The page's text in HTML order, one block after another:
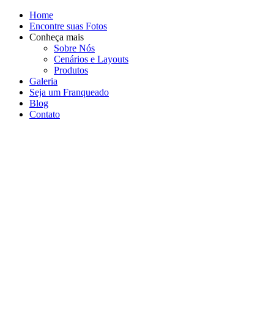
Home
Encontre suas Fotos
Conheça mais
Sobre Nós
Cenários e Layouts
Produtos
Galeria
Seja um Franqueado
Blog
Contato